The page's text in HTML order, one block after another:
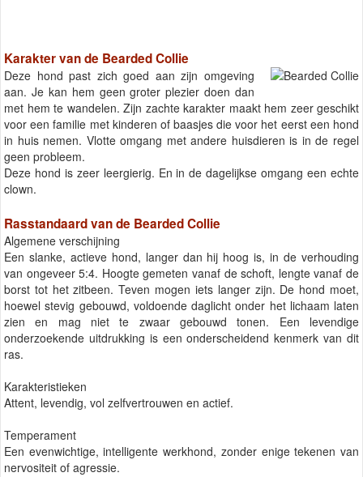
Karakter van de Bearded Collie
Deze hond past zich goed aan zijn omgeving
aan. Je kan hem geen groter plezier doen dan
met hem te wandelen. Zijn zachte karakter maakt hem zeer geschikt
voor een familie met kinderen of baasjes die voor het eerst een hond
in huis nemen. Vlotte omgang met andere huisdieren is in de regel
geen probleem.
Deze hond is zeer leergierig. En in de dagelijkse omgang een echte
clown.
Rasstandaard van de Bearded Collie
Algemene verschijning
Een slanke, actieve hond, langer dan hij hoog is, in de verhouding
van ongeveer 5:4. Hoogte gemeten vanaf de schoft, lengte vanaf de
borst tot het zitbeen. Teven mogen iets langer zijn. De hond moet,
hoewel stevig gebouwd, voldoende daglicht onder het lichaam laten
zien en mag niet te zwaar gebouwd tonen. Een levendige
onderzoekende uitdrukking is een onderscheidend kenmerk van dit
ras.
Karakteristieken
Attent, levendig, vol zelfvertrouwen en actief.
Temperament
Een evenwichtige, intelligente werkhond, zonder enige tekenen van
nervositeit of agressie.